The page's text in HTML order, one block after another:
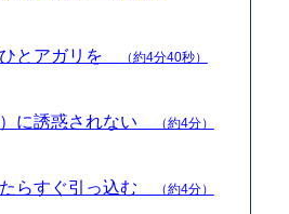
ひとアガリを （約4分40秒）
に誘惑されない （約4分）
らすぐ引っ込む （約4分）